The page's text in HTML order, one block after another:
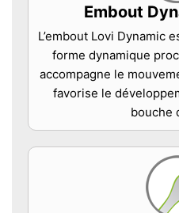
Embout
L’embout Lovi Dynamic
forme dynamique
accompagne le
favorise le
bouche